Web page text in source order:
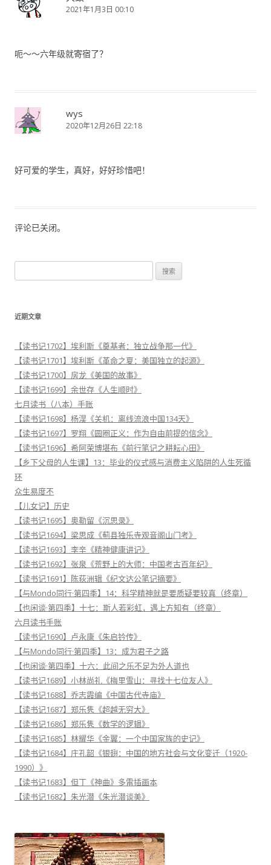
2021年1月3日 00:10
呃～～六年级就寄宿了？
wys
2020年12月26日 22:18
好可爱的学生，真好，好好珍惜吧！
评论已关闭。
索
近期文章
【读书记1702】埃利斯《奠基者：独立战争那一代》
【读书记1701】埃利斯《革命之夏：美国独立的起源》
【读书记1700】房龙《美国的故事》
【读书记1699】余世存《人生顺时》
七月读书（八本）手账
【读书记1698】杨淏《关机：离线流浪中国134天》
【读书记1697】罗翔《圆圈正义：作为自由前提的信念》
【读书记1696】希阿荣博堪布《前行笔记之耕耘心田》
【乡下父母的人生课】13：毕业的仪式感与消费主义陷阱的人生死循
环
众生易度不
【儿女记】历史
【读书记1695】奥勒留《沉思录》
【读书记1694】梁思成《蓟县独乐寺观音阁山门考》
【读书记1693】李辛《精神健康讲记》
【读书记1692】张泉《荒野上的大师：中国考古百年纪》
【读书记1691】陈荻洲辑《纪文达公笔记摘要》
【与Mondo同行·第四季】14：科学精神就是要质疑要较真（终章）
【也闲谈·第四季】十七：斯人若彩虹，遇上方知有（终章）
六月读书手账
【读书记1690】卢永康《朱启钤传》
【与Mondo同行·第四季】13：成为君子之路
【也闲谈·第四季】十六：此间之乐不足为外人道也
【读书记1689】小林尚礼《梅里雪山：寻找十七位友人》
【读书记1688】乔志霞编《中国古代寺庙》
【读书记1687】郑乐隽《超越无穷大》
【读书记1686】郑乐隽《数学的逻辑》
【读书记1685】林耀华《金翼：一个中国家族的史记》
【读书记1684】庄孔韶《银翅：中国的地方社会与文化变迁（1920-
1990）》
【读书记1683】但丁《神曲》多雷插画本
【读书记1682】朱光潜《朱光潜谈美》